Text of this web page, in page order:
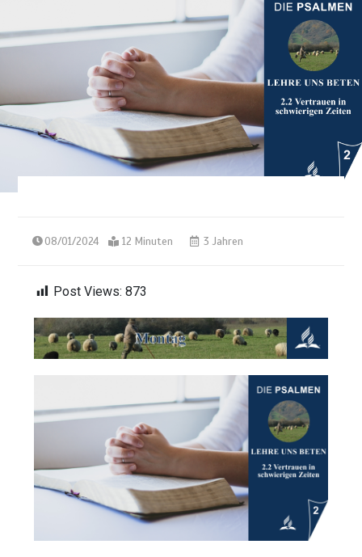
08/01/2024 12 Minuten 3 Jahren
Post Views: 873